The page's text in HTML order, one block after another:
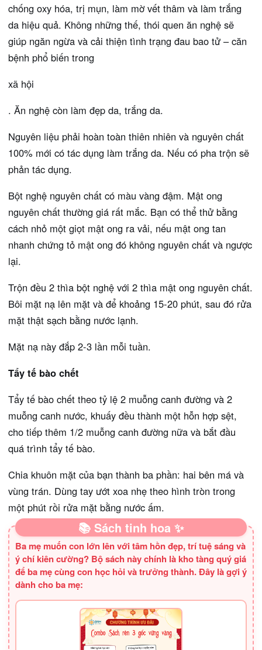
chống oxy hóa, trị mụn, làm mờ vết thâm và làm trắng
da hiệu quả. Không những thế, thói quen ăn nghệ sẽ
giúp ngăn ngừa và cải thiện tình trạng đau bao tử – căn
bệnh phổ biến trong
xã hội
. Ăn nghệ còn làm đẹp da, trắng da.
Nguyên liệu phải hoàn toàn thiên nhiên và nguyên chất
100% mới có tác dụng làm trắng da. Nếu có pha trộn sẽ
phản tác dụng.
Bột nghệ nguyên chất có màu vàng đậm. Mật ong
nguyên chất thường giá rất mắc. Bạn có thể thử bằng
cách nhỏ một giọt mật ong ra vải, nếu mật ong tan
nhanh chứng tỏ mật ong đó không nguyên chất và ngược
lại.
Trộn đều 2 thìa bột nghệ với 2 thìa mật ong nguyên chất.
Bôi mặt nạ lên mặt và để khoảng 15-20 phút, sau đó rửa
mặt thật sạch bằng nước lạnh.
Mặt nạ này đắp 2-3 lần mỗi tuần.
Tẩy tế bào chết
Tẩy tế bào chết theo tỷ lệ 2 muỗng canh đường và 2
muỗng canh nước, khuấy đều thành một hỗn hợp sệt,
cho tiếp thêm 1/2 muỗng canh đường nữa và bắt đầu
quá trình tẩy tế bào.
Chia khuôn mặt của bạn thành ba phần: hai bên má và
vùng trán. Dùng tay ướt xoa nhẹ theo hình tròn trong
một phút rồi rửa mặt bằng nước ấm.
📚 Sách tinh hoa ✨
Ba mẹ muốn con lớn lên với tâm hồn đẹp, trí tuệ sáng và
ý chí kiên cường? Bộ sách này chính là kho tàng quý giá
để ba mẹ cùng con học hỏi và trưởng thành. Đây là gợi ý
dành cho ba mẹ: